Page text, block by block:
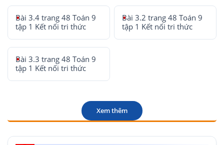
Bài 3.4 trang 48 Toán 9
tập 1 Kết nối tri thức
Bài 3.2 trang 48 Toán 9
tập 1 Kết nối tri thức
Bài 3.3 trang 48 Toán 9
tập 1 Kết nối tri thức
Xem thêm